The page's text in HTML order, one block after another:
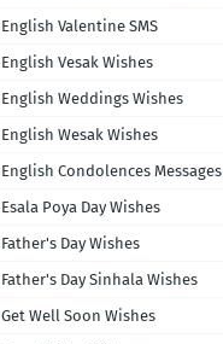
English Valentine SMS
English Vesak Wishes
English Weddings Wishes
English Wesak Wishes
English Condolences Messages
Esala Poya Day Wishes
Father's Day Wishes
Father's Day Sinhala Wishes
Get Well Soon Wishes